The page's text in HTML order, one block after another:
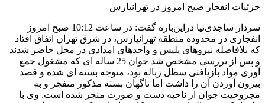
جزئیات انفجار صبح امروز در تهرانپارس
سردار ساجدی‌نیا دراین‌باره گفت:‌ در ساعت 10:12 صبح امروز
انفجاری در محدوده منطقه تهرانپارس، در شرق تهران اتفاق افتاد
که بلافاصله نیروهای پلیس و واحدهای امدادی در محل حاضر شدند
و پس از بررسی مشخص شد جوان 25 ساله ای که مشغول جمع
آوری مواد بازیافتی سطل زباله بود، متوجه بسته ای شده و قصد
بیرون آوردن آن را داشت اما ناگهان بسته مذکور منفجر و به
مجروحیت جوان از ناحیه دست و صورت منجر شده است. وی با